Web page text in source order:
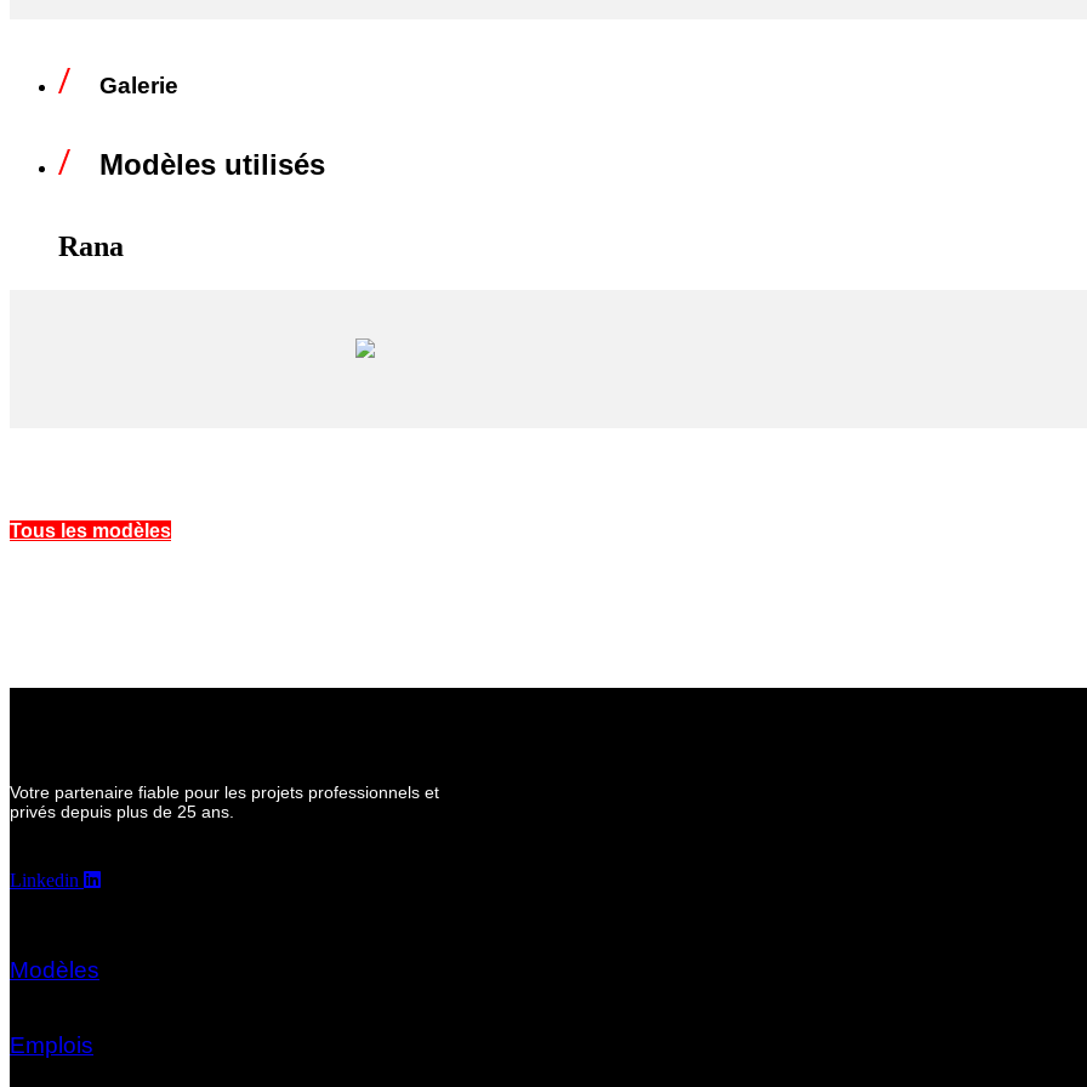
Galerie
Modèles utilisés
Rana
Tous les modèles
Votre partenaire fiable pour les projets professionnels et
privés depuis plus de 25 ans.
Linkedin
Modèles
Emplois